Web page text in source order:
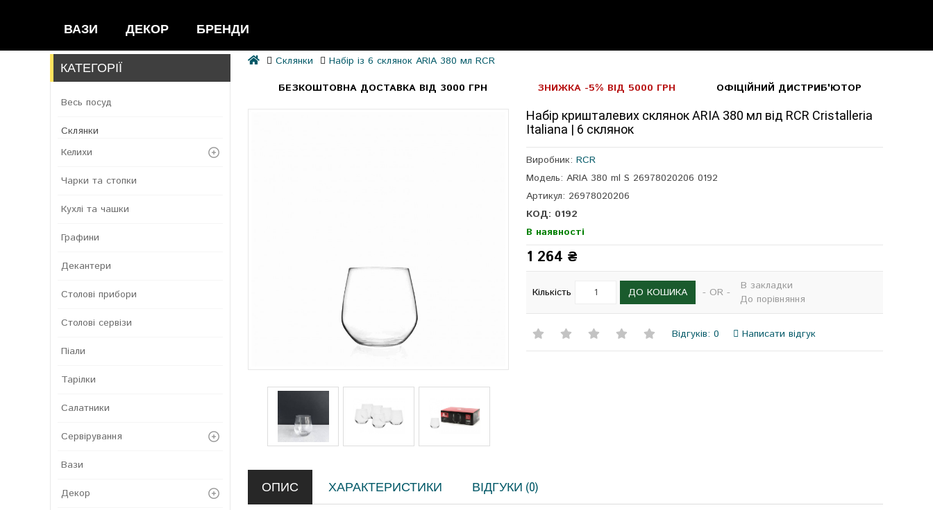
ВАЗИ ДЕКОР БРЕНДИ
КАТЕГОРІЇ
Весь посуд
Склянки
Келихи
Чарки та стопки
Кухлі та чашки
Графини
Декантери
Столові прибори
Столові сервізи
Піали
Тарілки
Салатники
Сервірування
Вази
Декор
Склянки
Набір із 6 склянок ARIA 380 мл RCR
БЕЗКОШТОВНА ДОСТАВКА ВІД 3000 ГРН
ЗНИЖКА -5% ВІД 5000 ГРН ОФІЦІЙНИЙ ДИСТРИБ'ЮТОР
Набір кришталевих склянок ARIA 380 мл від RCR Cristalleria
Italiana | 6 склянок
Виробник:RCR
Модель: ARIA 380 ml S 26978020206 0192
Артикул: 26978020206
КОД: 0192
В наявності
1 264 ₴
Кількість ДО КОШИКА - OR -
В закладки
До порівняння
Відгуків: 0 Написати відгук
ОПИС ХАРАКТЕРИСТИКИ ВІДГУКИ (0)